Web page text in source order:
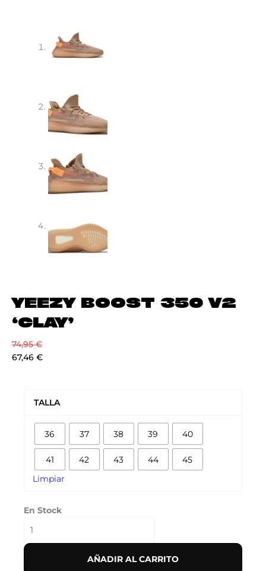
YEEZY BOOST 350 V2
‘CLAY’
74,95€
67,46 €
TALLA
36 37 38 39 40
41 42 43 44 45
Limpiar
En Stock
'CLAY'
cantidad
AÑADIR AL CARRITO